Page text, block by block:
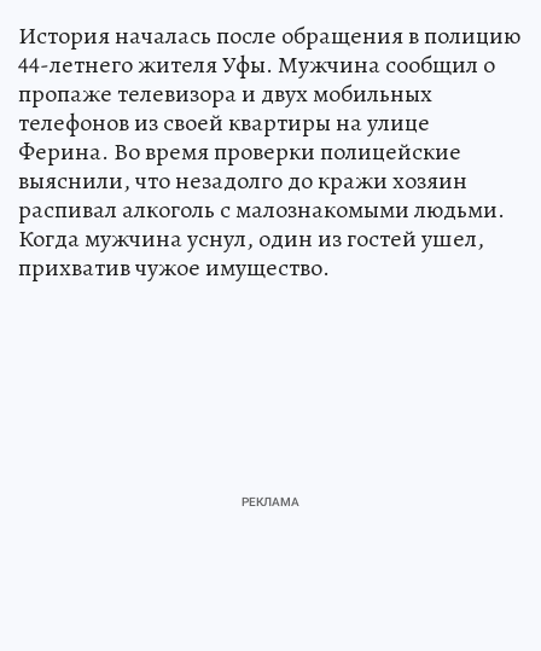
История началась после обращения в полицию
44-летнего жителя Уфы. Мужчина сообщил о
пропаже телевизора и двух мобильных
телефонов из своей квартиры на улице
Ферина. Во время проверки полицейские
выяснили, что незадолго до кражи хозяин
распивал алкоголь с малознакомыми людьми.
Когда мужчина уснул, один из гостей ушел,
прихватив чужое имущество.